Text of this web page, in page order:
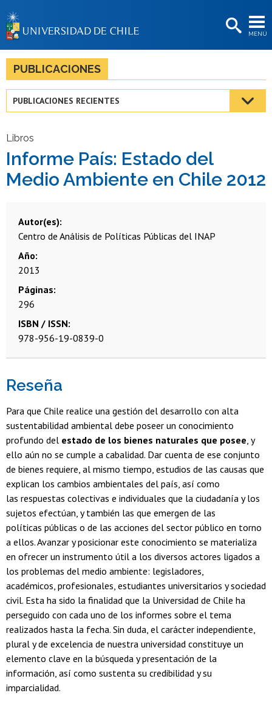
MENÚ
BIBLIOTECAS
LA UNIVERSIDAD
Estudiantes
Funcionarias/os
Egresadas/os
PUBLICACIONES
PUBLICACIONES RECIENTES
Libros
Informe País: Estado del
Medio Ambiente en Chile 2012
Autor(es)
Centro de Análisis de Políticas Públicas del INAP
Año
2013
Páginas
296
ISBN / ISSN
978-956-19-0839-0
Reseña
Para que Chile realice una gestión del desarrollo con alta
sustentabilidad ambiental debe poseer un conocimiento
profundo del estado de los bienes naturales que posee, y
ello aún no se cumple a cabalidad. Dar cuenta de ese conjunto
de bienes requiere, al mismo tiempo, estudios de las causas que
explican los cambios ambientales del país, así como
las respuestas colectivas e individuales que la ciudadanía y los
sujetos efectúan, y también las que emergen de las
políticas públicas o de las acciones del sector público en torno
a ellos. Avanzar y posicionar este conocimiento se materializa
en ofrecer un instrumento útil a los diversos actores ligados a
los problemas del medio ambiente: legisladores,
académicos, profesionales, estudiantes universitarios y sociedad
civil. Esta ha sido la finalidad que la Universidad de Chile ha
perseguido con cada uno de los informes sobre el tema
realizados hasta la fecha. Sin duda, el carácter independiente,
plural y de excelencia de nuestra universidad constituye un
elemento clave en la búsqueda y presentación de la
información, así como sustenta su credibilidad y su
imparcialidad.